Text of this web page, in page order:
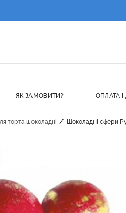
ЯК ЗАМОВИТИ? ОПЛАТА
торта шоколадні / Шоколадні сфери